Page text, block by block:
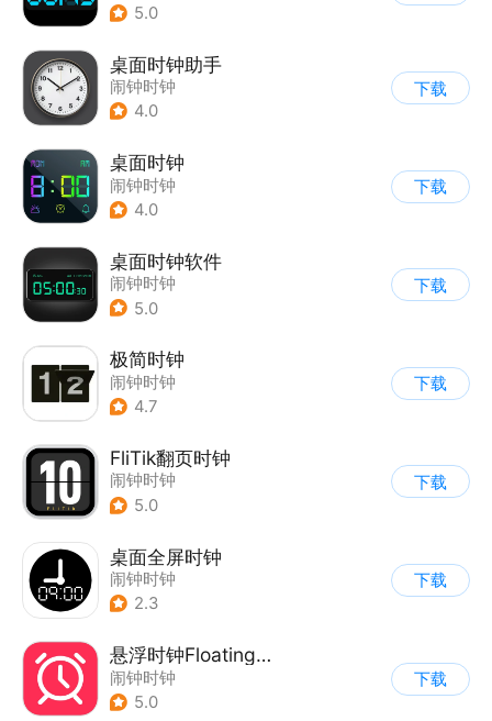
5.0
桌面时钟助手
闹钟时钟
4.0
下载
桌面时钟
闹钟时钟
4.0
下载
桌面时钟软件
闹钟时钟
5.0
下载
极简时钟
闹钟时钟
4.7
下载
FliTik翻页时钟
闹钟时钟
5.0
下载
桌面全屏时钟
闹钟时钟
2.3
下载
悬浮时钟FloatingClock
闹钟时钟
5.0
下载